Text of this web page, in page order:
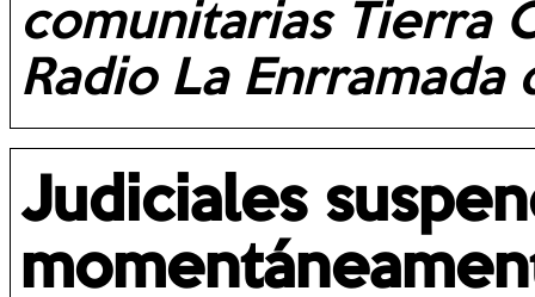
comunitarias Tierra
Radio La
Judiciales